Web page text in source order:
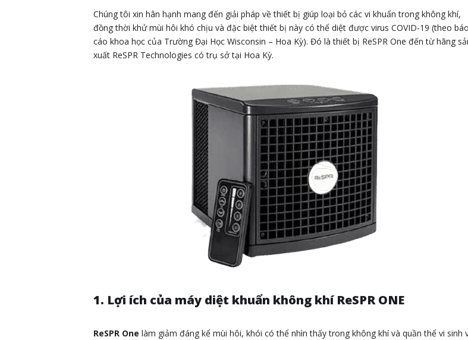
Chúng tôi xin hân hạnh mang đến giải pháp về thiết bị giúp loại bỏ các vi khuẩn trong không khí,
đồng thời khử mùi hôi khó chịu và đặc biệt thiết bị này có thể diệt được virus COVID-19 (theo báo
cáo khoa học của Trường Đại Học Wisconsin – Hoa Kỳ). Đó là thiết bị ReSPR One đến từ hãng
xuất ReSPR Technologies có trụ sở tại Hoa Kỳ.
1. Lợi ích của máy diệt khuẩn không khí ReSPR ONE
ReSPR One làm giảm đáng kể mùi hôi, khói có thể nhìn thấy trong không khí và quần thể vi sinh